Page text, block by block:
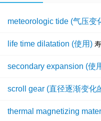
meteorologic tide (气压变
life time dilatation (使用)
secondary expansion (使
scroll gear (直径逐渐变化
thermal magnetizing